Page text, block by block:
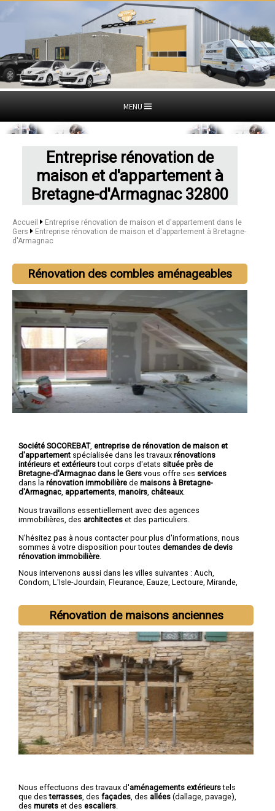
MENU
Entreprise rénovation de
maison et d'appartement à
Bretagne-d'Armagnac 32800
Accueil
Entreprise rénovation de maison et d'appartement dans le
Gers
Entreprise rénovation de maison et d'appartement à Bretagne-
d'Armagnac
Rénovation des combles aménageables
Société SOCOREBAT, entreprise de rénovation de maison et
d'appartement spécialisée dans les travaux rénovations
intérieurs et extérieurstout corps d'etats située près de
Bretagne-d'Armagnac dans le Gers vous offre ses services
dans la rénovation immobilière de maisons à Bretagne-
d'Armagnac appartements manoirs châteaux.
Nous travaillons essentiellement avec des agences
immobilières, des architectes et des particuliers.
N'hésitez pas à nous contacter pour plus d'informations, nous
sommes à votre disposition pour toutes demandes de devis
rénovation immobilière
Nous intervenons aussi dans les villes suivantes : Auch,
Condom, L'Isle-Jourdain, Fleurance, Eauze, Lectoure, Mirande,
Rénovation de maisons anciennes
Nous effectuons des travaux d'aménagements extérieurstels
que desterrasses , des façades , des allées (dallage, pavage),
des murets et des escaliers